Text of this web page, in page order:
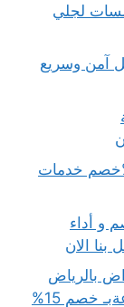
بـ35%خصم لمسات لجلي
خصم 33% ونقل آمن وسريع
مستودعات بالرياض بـ32%خصم خدمات
بالرياض بـ35%خصم و أداء
بالرياض
ونيت نقل عفش الرياض – خدمة 24 ساعةبـ خصم 15%